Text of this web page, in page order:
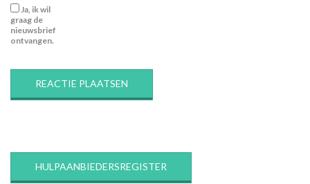
Ja, ik wil
graag de
nieuwsbrief
ontvangen.
HULPAANBIEDERSREGISTER